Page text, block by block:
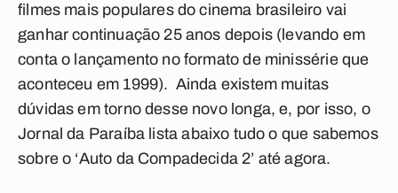
filmes mais populares do cinema brasileiro vai
ganhar continuação 25 anos depois (levando em
conta o lançamento no formato de minissérie que
aconteceu em 1999). Ainda existem muitas
dúvidas em torno desse novo longa, e, por isso, o
Jornal da Paraíba lista abaixo tudo o que sabemos
sobre o ‘Auto da Compadecida 2’ até agora.